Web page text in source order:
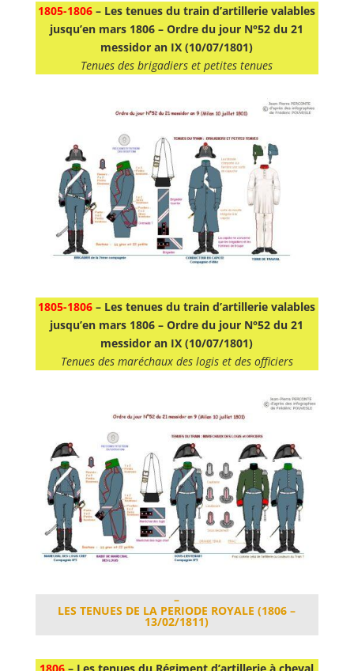
1805-1806– Les tenues du train d’artillerie valables
jusqu’en mars 1806 –Ordre du jour N°52 du 21
messidor an IX (10/07/1801)
Tenues des brigadiers et petites tenues
1805-1806– Les tenues du train d’artillerie valables
jusqu’en mars 1806 –Ordre du jour N°52 du 21
messidor an IX (10/07/1801)
Tenues des maréchaux des logis et des officiers
–
LES TENUES DE LA PERIODE ROYALE (1806 –
13/02/1811)
1806– Les tenues du Régiment d’artillerie à cheval